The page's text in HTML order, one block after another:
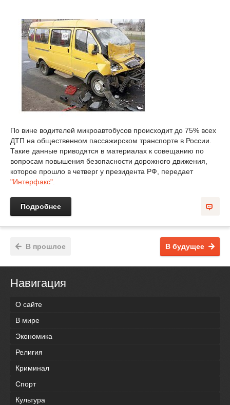
По вине водителей микроавтобусов происходит до 75% всех
ДТП на общественном пассажирском транспорте в России.
Такие данные приводятся в материалах к совещанию по
вопросам повышения безопасности дорожного движения,
которое прошло в четверг у президента РФ, передает
"Интерфакс".
Подробнее
В будущее
В прошлое
Навигация
О сайте
В мире
Экономика
Религия
Криминал
Спорт
Культура